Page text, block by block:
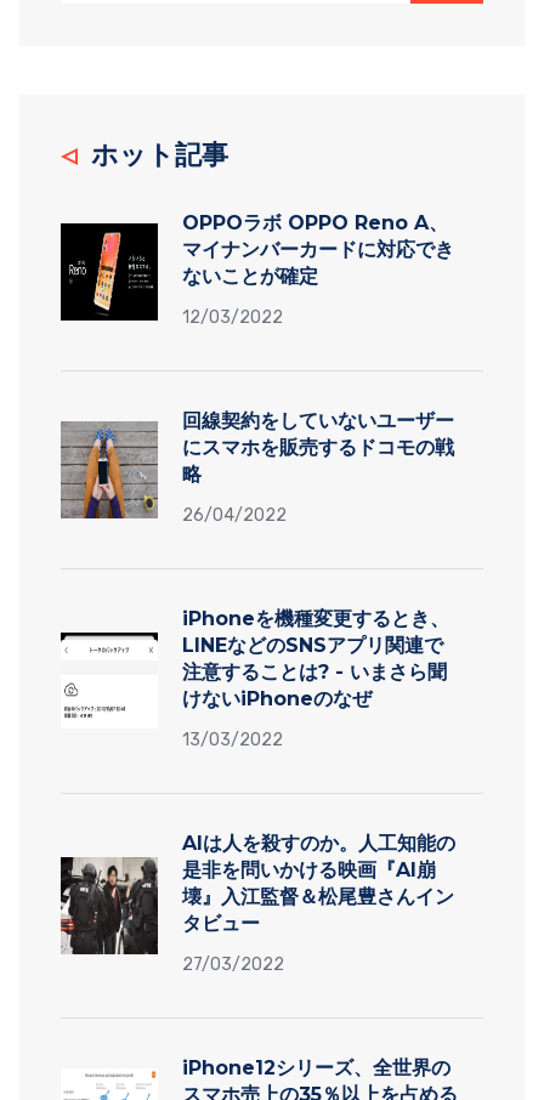
ホット記事
OPPOラボ OPPO Reno A、
マイナンバーカードに対応でき
ないことが確定
12/03/2022
回線契約をしていないユーザー
にスマホを販売するドコモの戦
略
26/04/2022
iPhoneを機種変更するとき、
LINEなどのSNSアプリ関連で
注意することは? - いまさら聞
けないiPhoneのなぜ
13/03/2022
AIは人を殺すのか。人工知能の
是非を問いかける映画『AI崩
壊』入江監督＆松尾豊さんイン
タビュー
27/03/2022
iPhone12シリーズ、全世界の
スマホ売上の35％以上を占める